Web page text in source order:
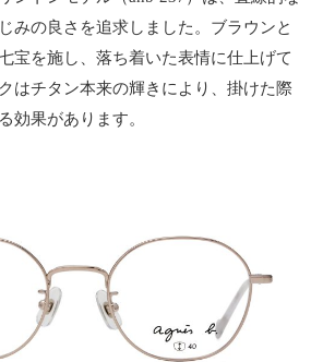
みの良さを追求しました。ブラウンと
宝を施し、落ち着いた表情に仕上げて
はチタン本来の輝きにより、掛けた際
効果があります。